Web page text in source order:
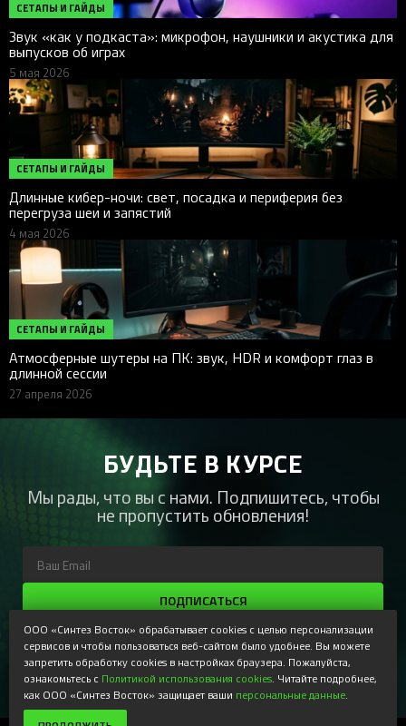
СЕТАПЫ И ГАЙДЫ
Звук «как у подкаста»: микрофон, наушники и акустика для
выпусков об играх
5 мая 2026
СЕТАПЫ И ГАЙДЫ
Длинные кибер-ночи: свет, посадка и периферия без
перегруза шеи и запястий
4 мая 2026
СЕТАПЫ И ГАЙДЫ
Атмосферные шутеры на ПК: звук, HDR и комфорт глаз в
длинной сессии
27 апреля 2026
БУДЬТЕ В КУРСЕ
Мы рады, что вы с нами. Подпишитесь, чтобы
не пропустить обновления!
ПОДПИСАТЬСЯ
Регистрируясь, Вы соглашаетесь получать наши
информационные рассылки и специальные предложения,
доступные только для подписчиков. Ознакомьтесь с нашей
Политикой конфиденциальности
ООО «Синтез Восток» обрабатывает cookies с целью персонализации
сервисов и чтобы пользоваться веб-сайтом было удобнее. Вы можете
запретить обработку cookies в настройках браузера. Пожалуйста,
ознакомьтесь с Политикой использования cookies . Читайте подробнее,
как ООО «Синтез Восток» защищает ваши персональные данные